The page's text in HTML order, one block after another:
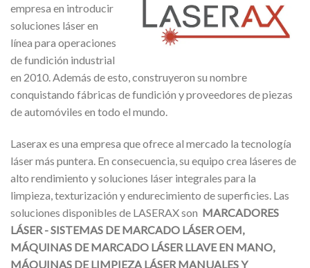
empresa en introducir
soluciones láser en
línea para operaciones
de fundición industrial
en 2010. Además de esto, construyeron su nombre
conquistando fábricas de fundición y proveedores de piezas
de automóviles en todo el mundo.
Laserax es una empresa que ofrece al mercado la tecnología
láser más puntera. En consecuencia, su equipo crea láseres de
alto rendimiento y soluciones láser integrales para la
limpieza, texturización y endurecimiento de superficies. Las
soluciones disponibles de LASERAX son MARCADORES
LÁSER - SISTEMAS DE MARCADO LÁSER OEM,
MÁQUINAS DE MARCADO LÁSER LLAVE EN MANO,
MÁQUINAS DE LIMPIEZA LÁSER MANUALES Y